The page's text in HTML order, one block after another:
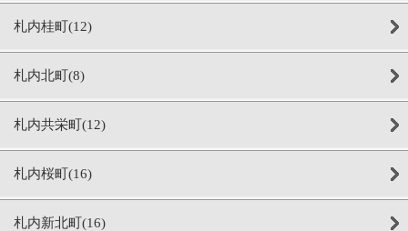
札内桂町(12)
札内北町(8)
札内共栄町(12)
札内桜町(16)
札内新北町(16)